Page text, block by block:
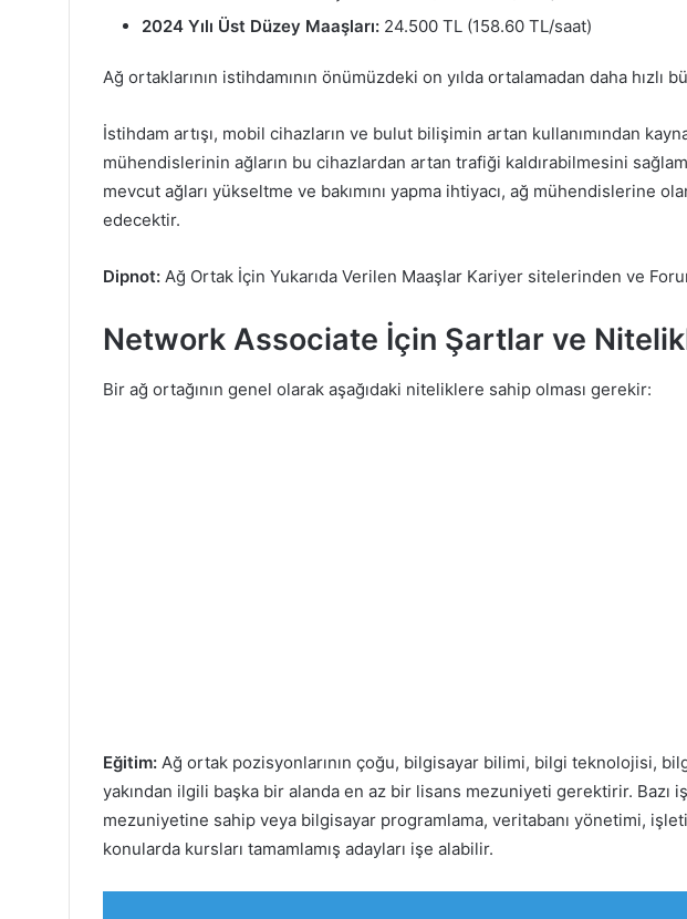
2024 Yılı Üst Düzey Maaşları: 24.500 TL (158.60 TL/saat)
Ağ ortaklarının istihdamının önümüzdeki on yılda ortalamadan daha hızlı
İstihdam artışı, mobil cihazların ve bulut bilişimin artan kullanımından
mühendislerinin ağların bu cihazlardan artan trafiği kaldırabilmesini
mevcut ağları yükseltme ve bakımını yapma ihtiyacı, ağ mühendislerine
edecektir.
Dipnot: Ağ Ortak İçin Yukarıda Verilen Maaşlar Kariyer sitelerinden ve
Network Associate İçin Şartlar ve
Bir ağ ortağının genel olarak aşağıdaki niteliklere sahip olması gerekir:
Eğitim: Ağ ortak pozisyonlarının çoğu, bilgisayar bilimi, bilgi teknolojisi,
yakından ilgili başka bir alanda en az bir lisans mezuniyeti gerektirir. Bazı
mezuniyetine sahip veya bilgisayar programlama, veritabanı yönetimi,
konularda kursları tamamlamış adayları işe alabilir.